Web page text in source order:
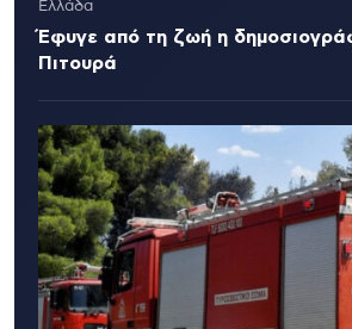
Ελλάδα
Έφυγε από τη ζωή η
Πιτουρά